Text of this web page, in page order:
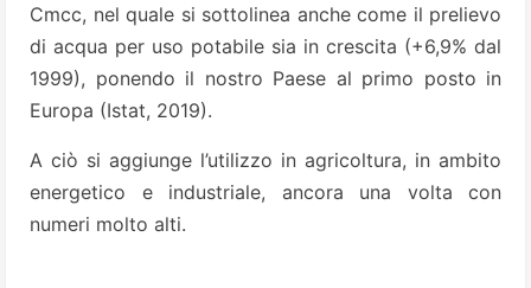
Cmcc, nel quale si sottolinea anche come il prelievo
di acqua per uso potabile sia in crescita (+6,9% dal
1999), ponendo il nostro Paese al primo posto in
Europa (Istat, 2019).
A ciò si aggiunge l’utilizzo in agricoltura, in ambito
energetico e industriale, ancora una volta con
numeri molto alti.